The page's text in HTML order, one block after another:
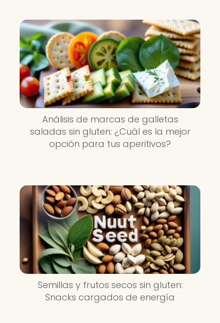
Análisis de marcas de galletas
saladas sin gluten: ¿Cuál es la mejor
opción para tus aperitivos?
Semillas y frutos secos sin gluten:
Snacks cargados de energía